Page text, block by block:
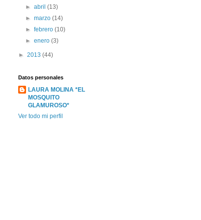
►abril(13)
►marzo(14)
►febrero(10)
►enero(3)
► 2013 (44)
Datos personales
LAURA MOLINA *EL
MOSQUITO
GLAMUROSO*
Ver todo mi perfil